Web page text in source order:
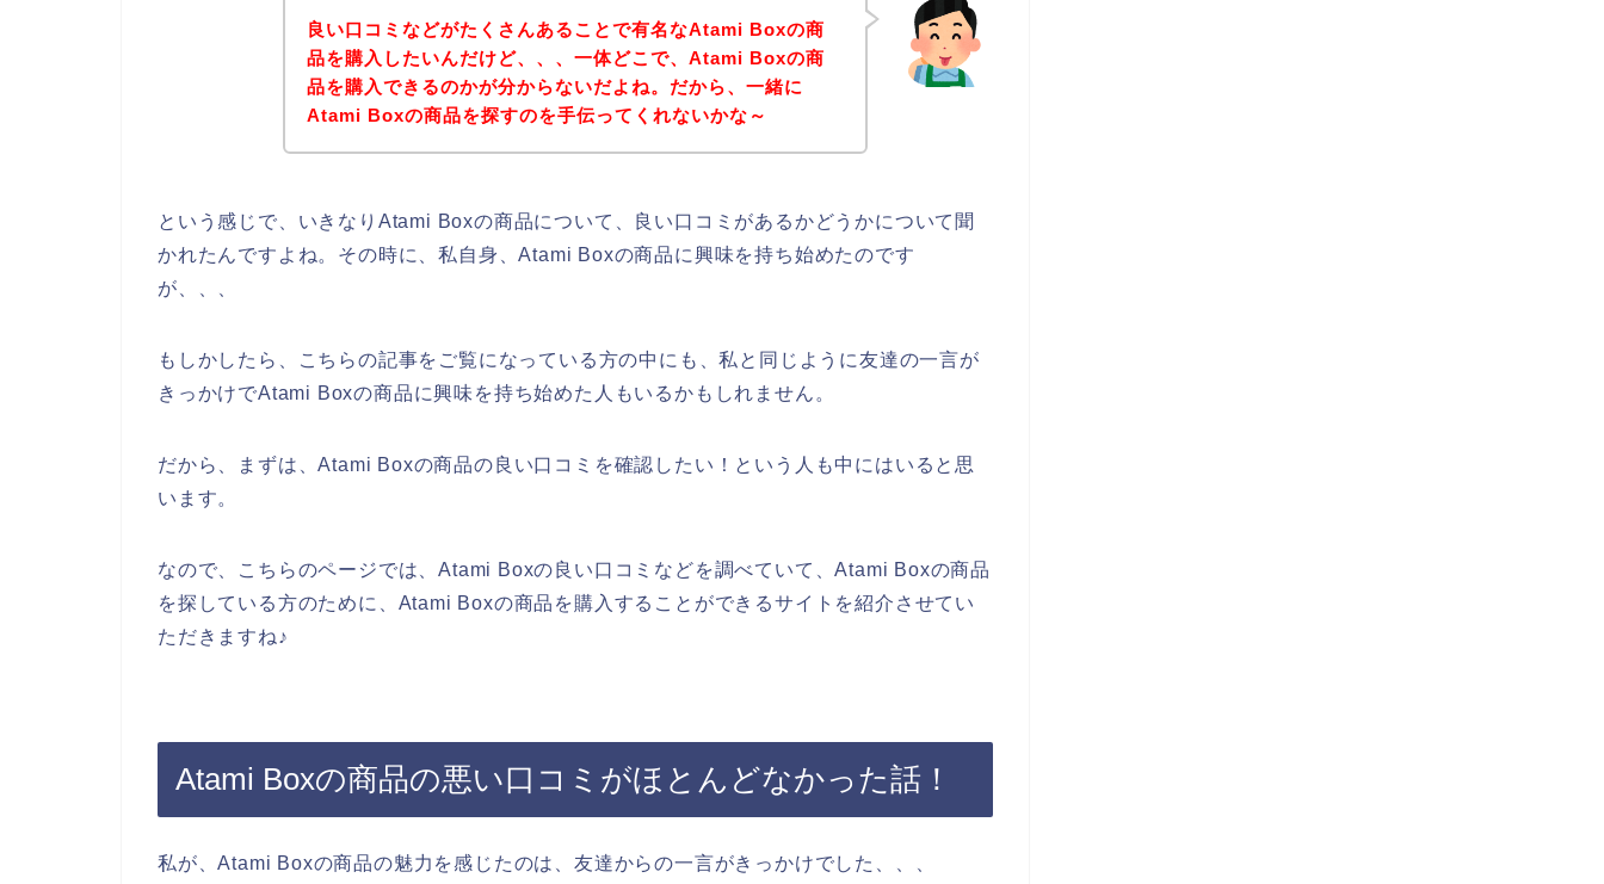
良い口コミなどがたくさんあることで有名なAtami Boxの商
品を購入したいんだけど、、、一体どこで、Atami Boxの商
品を購入できるのかが分からないだよね。だから、一緒に
Atami Boxの商品を探すのを手伝ってくれないかな～
という感じで、いきなりAtami Boxの商品について、良い口コミがあるかどうかについて聞
かれたんですよね。その時に、私自身、Atami Boxの商品に興味を持ち始めたのです
が、、、
もしかしたら、こちらの記事をご覧になっている方の中にも、私と同じように友達の一言が
きっかけでAtami Boxの商品に興味を持ち始めた人もいるかもしれません。
だから、まずは、Atami Boxの商品の良い口コミを確認したい！という人も中にはいると思
います。
なので、こちらのページでは、Atami Boxの良い口コミなどを調べていて、Atami Boxの商品
を探している方のために、Atami Boxの商品を購入することができるサイトを紹介させてい
ただきますね♪
Atami Boxの商品の悪い口コミがほとんどなかった話！
私が、Atami Boxの商品の魅力を感じたのは、友達からの一言がきっかけでした、、、